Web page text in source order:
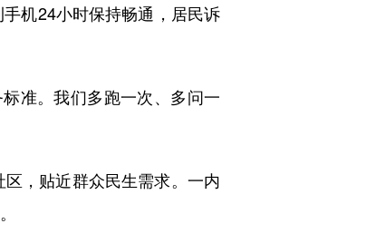
机24小时保持畅通，居民诉
准。我们多跑一次、多问一
，贴近群众民生需求。一内